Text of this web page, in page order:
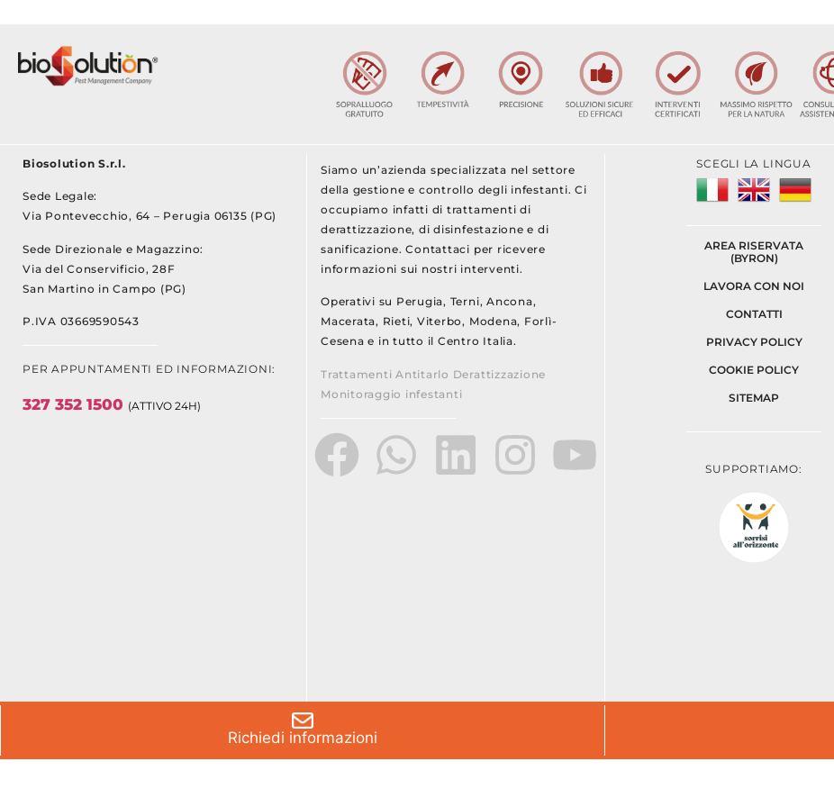
Biosolution S.r.l.
Sede Legale:
Via Pontevecchio, 64 – Perugia 06135 (PG)
Sede Direzionale e Magazzino:
Via del Conservificio, 28F
San Martino in Campo (PG)
P.IVA 03669590543
PER APPUNTAMENTI ED INFORMAZIONI:
327 352 1500 (ATTIVO 24H)
Siamo un’azienda specializzata nel settore
della gestione e controllo degli infestanti. Ci
occupiamo infatti di trattamenti di
derattizzazione, di disinfestazione e di
sanificazione. Contattaci per ricevere
informazioni sui nostri interventi.
Operativi su Perugia, Terni, Ancona,
Macerata, Rieti, Viterbo, Modena, Forlì-
Cesena e in tutto il Centro Italia.
Trattamenti Antitarlo Derattizzazione
Monitoraggio infestanti
SCEGLI LA LINGUA
AREA RISERVATA
(BYRON)
LAVORA CON NOI
CONTATTI
PRIVACY POLICY
COOKIE POLICY
SITEMAP
SUPPORTIAMO:
Richiedi informazioni